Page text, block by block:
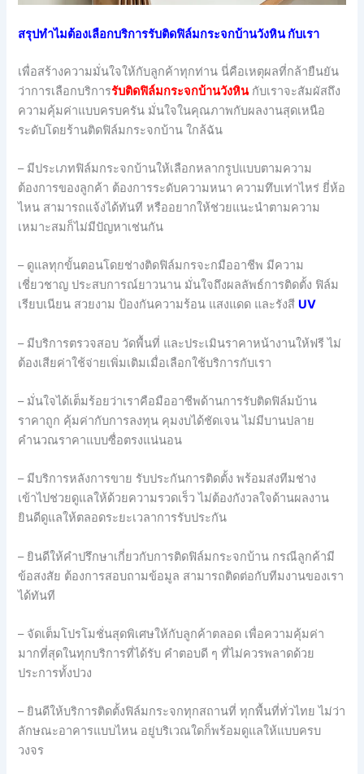
สรุปทำไมต้องเลือกบริการรับติดฟิล์มกระจกบ้านวังหิน กับเรา
เพื่อสร้างความมั่นใจให้กับลูกค้าทุกท่าน นี่คือเหตุผลที่กล้ายืนยัน
ว่าการเลือกบริการรับติดฟิล์มกระจกบ้านวังหินกับเราจะสัมผัสถึง
ความคุ้มค่าแบบครบครัน มั่นใจในคุณภาพกับผลงานสุดเหนือ
ระดับโดยร้านติดฟิล์มกระจกบ้าน ใกล้ฉัน
– มีประเภทฟิล์มกระจกบ้านให้เลือกหลากรูปแบบตามความ
ต้องการของลูกค้า ต้องการระดับความหนา ความทึบเท่าไหร่ ยี่ห้อ
ไหน สามารถแจ้งได้ทันที หรืออยากให้ช่วยแนะนำตามความ
เหมาะสมก็ไม่มีปัญหาเช่นกัน
– ดูแลทุกขั้นตอนโดยช่างติดฟิล์มกรจะกมืออาชีพ มีความ
เชี่ยวชาญ ประสบการณ์ยาวนาน มั่นใจถึงผลลัพธ์การติดตั้ง ฟิล์ม
เรียบเนียน สวยงาม ป้องกันความร้อน แสงแดด และรังสี UV
– มีบริการตรวจสอบ วัดพื้นที่ และประเมินราคาหน้างานให้ฟรี ไม่
ต้องเสียค่าใช้จ่ายเพิ่มเติมเมื่อเลือกใช้บริการกับเรา
– มั่นใจได้เต็มร้อยว่าเราคือมืออาชีพด้านการรับติดฟิล์มบ้าน
ราคาถูก คุ้มค่ากับการลงทุน คุมงบได้ชัดเจน ไม่มีบานปลาย
คำนวณราคาแบบซื่อตรงแน่นอน
– มีบริการหลังการขาย รับประกันการติดตั้ง พร้อมส่งทีมช่าง
เข้าไปช่วยดูแลให้ด้วยความรวดเร็ว ไม่ต้องกังวลใจด้านผลงาน
ยินดีดูแลให้ตลอดระยะเวลาการรับประกัน
– ยินดีให้คำปรึกษาเกี่ยวกับการติดฟิล์มกระจกบ้าน กรณีลูกค้ามี
ข้อสงสัย ต้องการสอบถามข้อมูล สามารถติดต่อกับทีมงานของเรา
ได้ทันที
– จัดเต็มโปรโมชั่นสุดพิเศษให้กับลูกค้าตลอด เพื่อความคุ้มค่า
มากที่สุดในทุกบริการที่ได้รับ คำตอบดี ๆ ที่ไม่ควรพลาดด้วย
ประการทั้งปวง
– ยินดีให้บริการติดตั้งฟิล์มกระจกทุกสถานที่ ทุกพื้นที่ทั่วไทย ไม่ว่า
ลักษณะอาคารแบบไหน อยู่บริเวณใดก็พร้อมดูแลให้แบบครบ
วงจร